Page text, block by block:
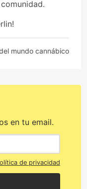
mundo cannábico
en tu email.
de privacidad